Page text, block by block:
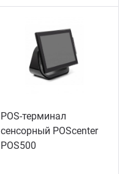
POS-терминал
сенсорный POScenter
POS500